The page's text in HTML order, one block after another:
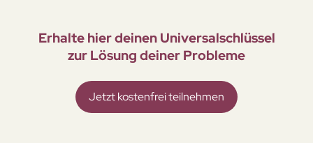
Erhalte hier deinen Universal­schlüssel
zur Lösung deiner Probleme
Jetzt kostenfrei teilnehmen